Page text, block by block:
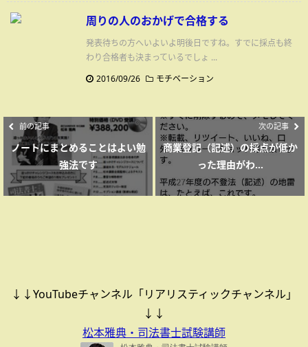
周りの人のおかげで合格する
発表待ちの方へいよいよ明後日ですね。すでに採点も終
わり合格者も決まっているでしょ ...
2016/09/26
モチベーション
前の記事
ノートにまとめることはよい勉
強法です
次の記事
商業登記（記述）の採点が低か
った理由がわ...
↓↓YouTubeチャンネル「リアリスティックチャンネル」
↓↓
松本雅典・司法書士試験講師